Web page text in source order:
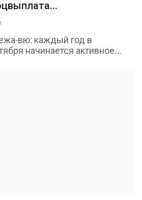
1
вю: каждый год в
начинается активное...